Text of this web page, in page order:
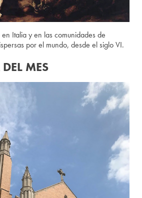
Italia y en las comunidades de
por el mundo, desde el siglo VI.
MES